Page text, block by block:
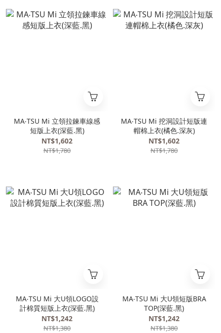
MA‧TSU Mi 立領拉鍊車線感
短版上衣(深藍.黑)
NT$1,602
NT$1,780
MA‧TSU Mi 挖洞設計短版連
帽棉上衣(橘色.深灰)
NT$1,602
NT$1,780
MA‧TSU Mi 大U領LOGO設
計棉質短版上衣(深藍.黑)
NT$1,242
NT$1,380
MA‧TSU Mi 大U領短版BRA
TOP(深藍.黑)
NT$1,242
NT$1,380